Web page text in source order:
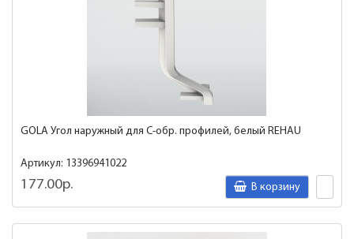
GOLA Угол наружный для C-обр. профилей, белый REHAU
Артикул: 13396941022
177.00р. В корзину